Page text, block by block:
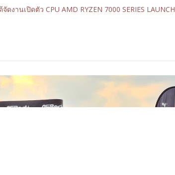
านเปิดตัว CPU AMD RYZEN 7000 SERIES LAUNCH